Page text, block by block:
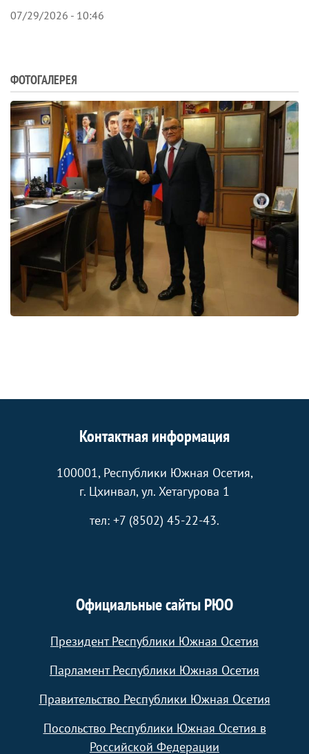
07/29/2026 - 10:46
ФОТОГАЛЕРЕЯ
Контактная информация
100001, Республики Южная Осетия,
г. Цхинвал, ул. Хетагурова 1
тел: +7 (8502) 45-22-43.
Официальные сайты РЮО
Президент Республики Южная Осетия
Парламент Республики Южная Осетия
Правительство Республики Южная Осетия
Посольство Республики Южная Осетия в
Российской Федерации